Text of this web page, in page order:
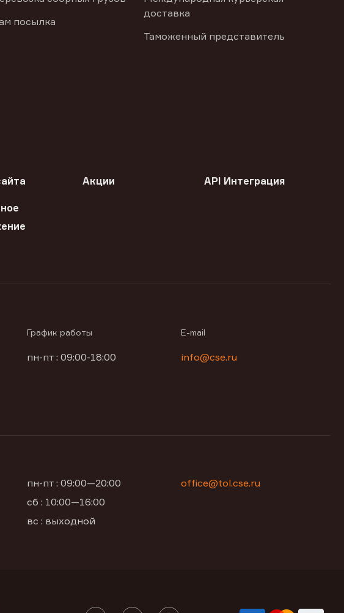
посылка
доставка
Таможенный представитель
Акции API Интеграция
График работы
пн-пт : 09:00-18:00
E-mail
info@cse.ru
пн-пт : 09:00—20:00
сб : 10:00—16:00
вс : выходной
office@tol.cse.ru